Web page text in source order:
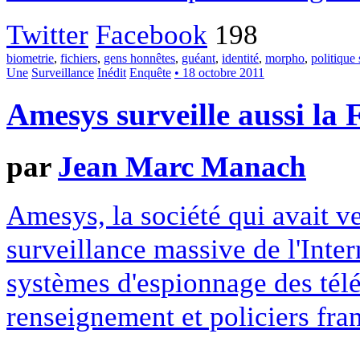
Twitter Facebook 198
biometrie, fichiers, gens honnêtes, guéant, identité, morpho, politique
Une Surveillance Inédit Enquête • 18 octobre 2011
Amesys surveille aussi la
par Jean Marc Manach
Amesys, la société qui avait
surveillance massive de
systèmes d'espionnage des
renseignement et policiers